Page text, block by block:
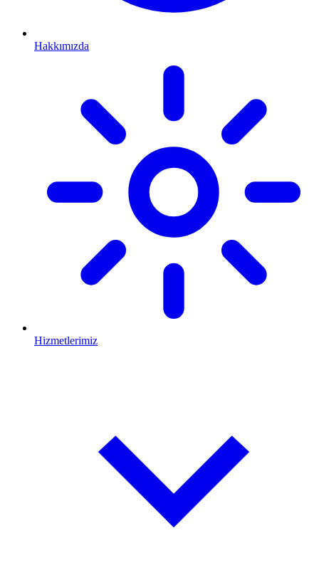
Hakkımızda
Hizmetlerimiz